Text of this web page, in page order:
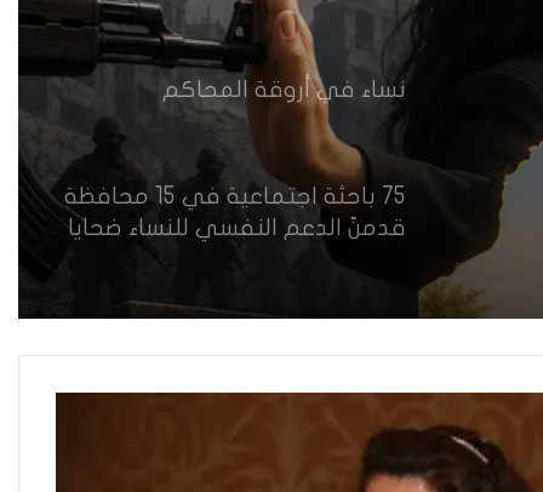
يعزز تنفيذ القرار 1325 في العراق؟
نساء في أروقة المحاكم
75 باحثة اجتماعية في 15 محافظة
قدمنّ الدعم النفسي للنساء ضحايا
العنف في العراق
العراقية تكسر القيد نحو فضاء